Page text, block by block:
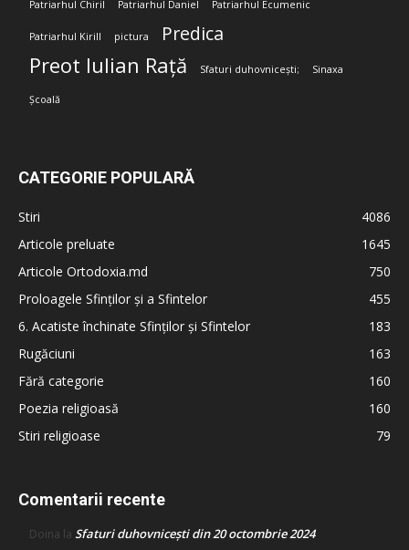
Patriarhul Chiril Patriarhul Daniel Patriarhul Ecumenic
Patriarhul Kirill pictura Predica
Preot Iulian Rață Sfaturi duhovnicești; Sinaxa
Școală
CATEGORIE POPULARĂ
Stiri
4086
Articole preluate
1645
Articole Ortodoxia.md
750
Proloagele Sfinților și a Sfintelor
455
6. Acatiste închinate Sfinților și Sfintelor
183
Rugăciuni
163
Fără categorie
160
Poezia religioasă
160
Stiri religioase
79
Comentarii recente
Doina la Sfaturi duhovnicești din 20 octombrie 2024